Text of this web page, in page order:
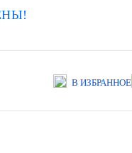
В ИЗБРАННОЕ